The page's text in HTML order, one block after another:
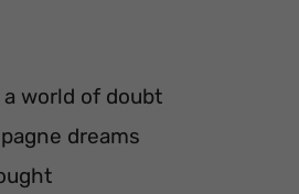
world of doubt
dreams